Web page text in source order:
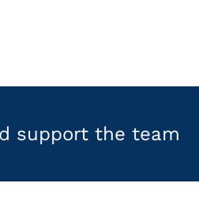
support the team